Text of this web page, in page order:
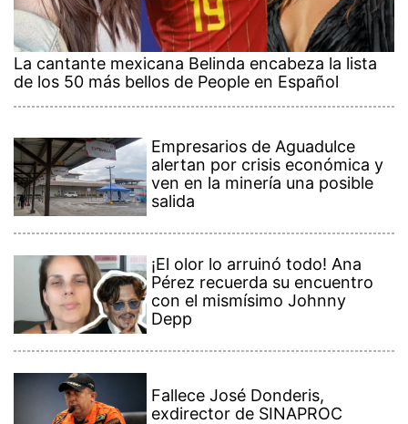
La cantante mexicana Belinda encabeza la lista
de los 50 más bellos de People en Español
Empresarios de Aguadulce
alertan por crisis económica y
ven en la minería una posible
salida
¡El olor lo arruinó todo! Ana
Pérez recuerda su encuentro
con el mismísimo Johnny
Depp
Fallece José Donderis,
exdirector de SINAPROC